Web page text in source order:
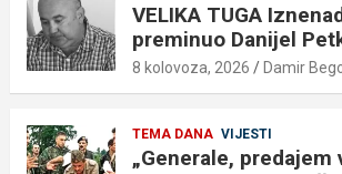
VELIKA TUGA
preminuo Danijel
8 kolovoza, 2026 Damir
TEMA DANA VIJESTI
„Generale, predajem